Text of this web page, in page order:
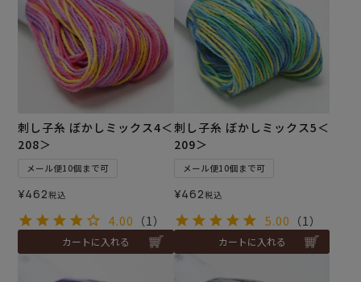
刺し子糸 ぼかしミックス4＜
208＞
メール便10個まで可
¥462税込
4.00 （1）
カートに入れる
刺し子糸 ぼかしミックス5＜
209＞
メール便10個まで可
¥462税込
5.00 （1）
カートに入れる